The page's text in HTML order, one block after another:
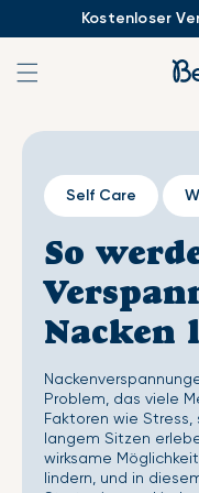
Kostenloser
Self Care
So
Nacken
Problem, das viele
Faktoren wie
langem Sitzen
wirksame
lindern, und in